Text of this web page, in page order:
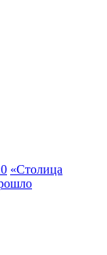
«Столица